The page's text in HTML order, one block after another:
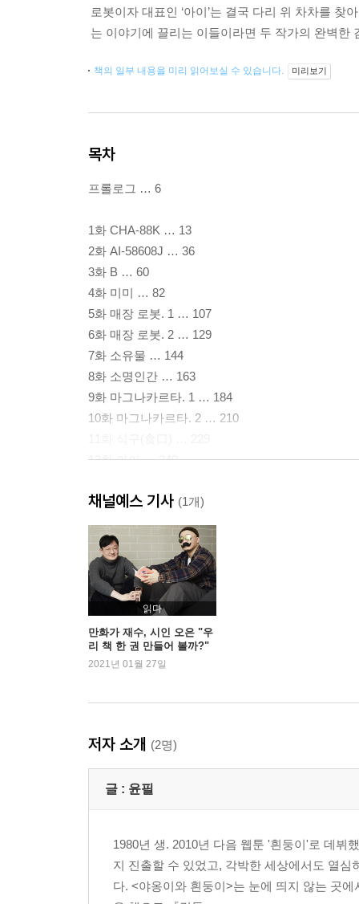
로봇이자 대표인 ‘아이’는 결국 다리 위 차차를
는 이야기에 끌리는 이들이라면 두 작가의 완벽한
책의 일부 내용을 미리 읽어보실 수 있습니다. 미리보기
목차
프롤로그 … 6
1화 CHA-88K … 13
2화 AI-58608J … 36
3화 B … 60
4화 미미 … 82
5화 매장 로봇. 1 … 107
6화 매장 로봇. 2 … 129
7화 소유물 … 144
8화 소명인간 … 163
9화 마그나카르타. 1 … 184
10화 마그나카르타. 2 … 210
12화 아이 … 240
후기 만화 … 270
채널예스 기사 (1개)
읽다
만화가 재수, 시인 오은 "우
리 책 한 권 만들어 볼까?"
2021년 01월 27일
저자 소개 (2명)
글 : 윤필
1980년 생. 2010년 다음 웹툰 '흰둥이'로 데뷔
지 진출할 수 있었고, 각박한 세상에서도 열
다. <야옹이와 흰둥이>는 눈에 띄지 않는 곳